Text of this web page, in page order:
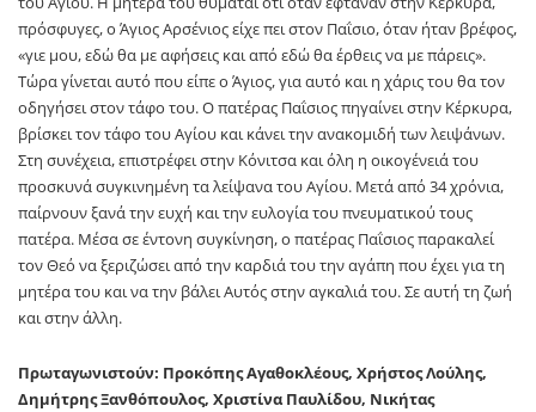
πρόσφυγες, ο Άγιος Αρσένιος είχε πει στον Παΐσιο, όταν ήταν βρέφος,
«γιε μου, εδώ θα με αφήσεις και από εδώ θα έρθεις να με πάρεις».
Τώρα γίνεται αυτό που είπε ο Άγιος, για αυτό και η χάρις του θα τον
οδηγήσει στον τάφο του. Ο πατέρας Παΐσιος πηγαίνει στην Κέρκυρα,
βρίσκει τον τάφο του Αγίου και κάνει την ανακομιδή των λειψάνων.
Στη συνέχεια, επιστρέφει στην Κόνιτσα και όλη η οικογένειά του
προσκυνά συγκινημένη τα λείψανα του Αγίου. Μετά από 34 χρόνια,
παίρνουν ξανά την ευχή και την ευλογία του πνευματικού τους
πατέρα. Μέσα σε έντονη συγκίνηση, ο πατέρας Παΐσιος παρακαλεί
τον Θεό να ξεριζώσει από την καρδιά του την αγάπη που έχει για τη
μητέρα του και να την βάλει Αυτός στην αγκαλιά του. Σε αυτή τη ζωή
και στην άλλη.
Πρωταγωνιστούν: Προκόπης Αγαθοκλέους, Χρήστος Λούλης,
Δημήτρης Ξανθόπουλος, Χριστίνα Παυλίδου, Νικήτας